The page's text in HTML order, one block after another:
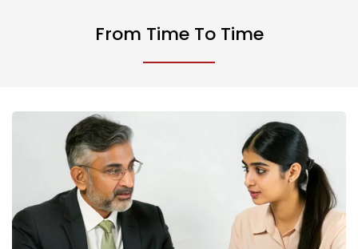
From Time To Time